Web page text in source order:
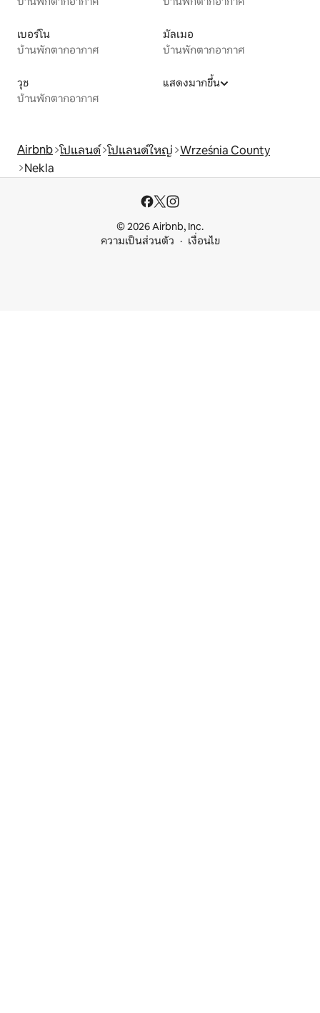
เบอร์โน
บ้านพักตากอากาศ
มัลเมอ
บ้านพักตากอากาศ
วุช
บ้านพักตากอากาศ
แสดงมากขึ้น
Airbnb โปแลนด์ โปแลนด์ใหญ่ Września County
Nekla
© 2026 Airbnb, Inc.
ความเป็นส่วนตัว
เงื่อนไข